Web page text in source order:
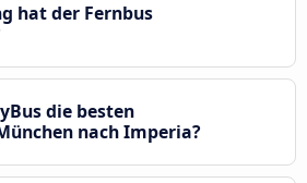
hat der Fernbus
die besten
nach Imperia?